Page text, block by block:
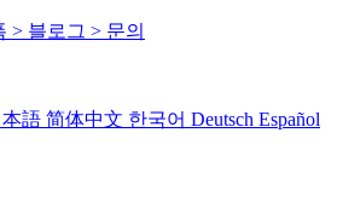
> 블로그 > 문의
本語 简体中文 한국어 Deutsch Español